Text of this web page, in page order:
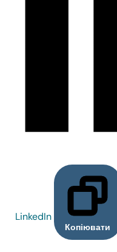
LinkedIn
Копіювати